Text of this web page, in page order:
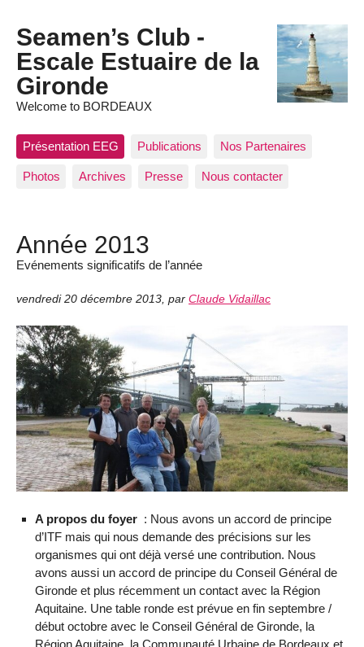
Seamen’s Club -
Escale Estuaire de la
Gironde
Welcome to BORDEAUX
Présentation EEG Publications Nos Partenaires
Photos Archives Presse Nous contacter
Année 2013
Evénements significatifs de l’année
vendredi 20 décembre 2013 par Claude Vidaillac
A propos du foyer : Nous avons un accord de principe
d’ITF mais qui nous demande des précisions sur les
organismes qui ont déjà versé une contribution. Nous
avons aussi un accord de principe du Conseil Général de
Gironde et plus récemment un contact avec la Région
Aquitaine. Une table ronde est prévue en fin septembre /
début octobre avec le Conseil Général de Gironde, la